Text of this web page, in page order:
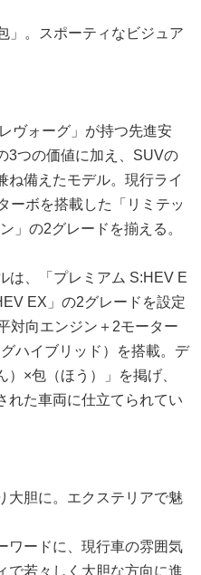
」。スポーティなビジュア
ヴォーグ」が持つ先進安
3つの価値に加え、SUVの
ね備えたモデル。現行ライ
ーボを搭載した「リミテッ
」の2グレードを揃える。
は、「プレミアム S:HEV E
EX」の2グレードを設定
対向エンジン＋2モーター
ハイブリッド）を搭載。デ
×包（ほう）」を掲げ、
れた車両に仕立てられてい
大胆に。エクステリアで魅
ワードに、現行車の雰囲気
で若々しく大胆な方向に進